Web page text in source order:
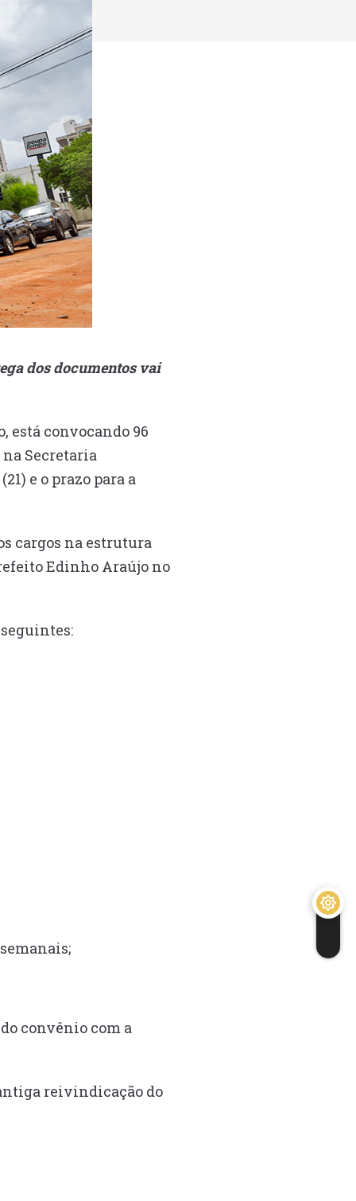
dos documentos vai
está convocando 96
Secretaria
e o prazo para a
cargos na estrutura
Edinho Araújo no
convênio com a
reivindicação do